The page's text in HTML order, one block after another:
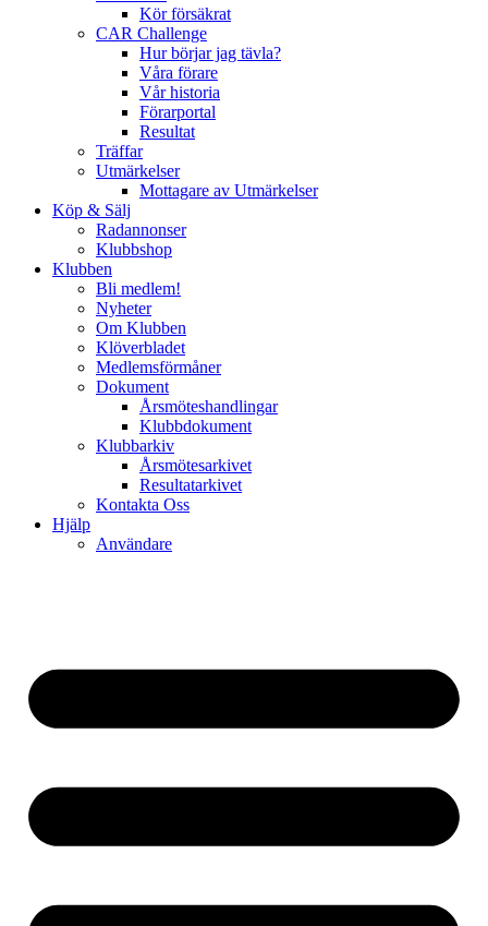
Kör försäkrat
CAR Challenge
Hur börjar jag tävla?
Våra förare
Vår historia
Förarportal
Resultat
Träffar
Utmärkelser
Mottagare av Utmärkelser
Köp & Sälj
Radannonser
Klubbshop
Klubben
Bli medlem!
Nyheter
Om Klubben
Klöverbladet
Medlemsförmåner
Dokument
Årsmöteshandlingar
Klubbdokument
Klubbarkiv
Årsmötesarkivet
Resultatarkivet
Kontakta Oss
Hjälp
Användare